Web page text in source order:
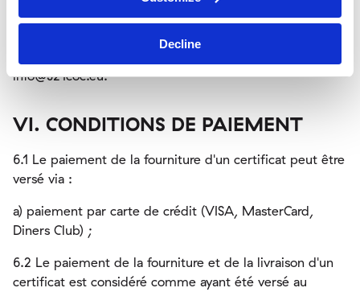
Decline
Modification des données » après s'être connecté au
compte du client. Si le client souhaite annuler
info@321coc.eu.
VI. CONDITIONS DE PAIEMENT
6.1 Le paiement de la fourniture d'un certificat peut être
versé via :
a) paiement par carte de crédit (VISA, MasterCard,
Diners Club) ;
6.2 Le paiement de la fourniture et de la livraison d'un
certificat est considéré comme ayant été versé au